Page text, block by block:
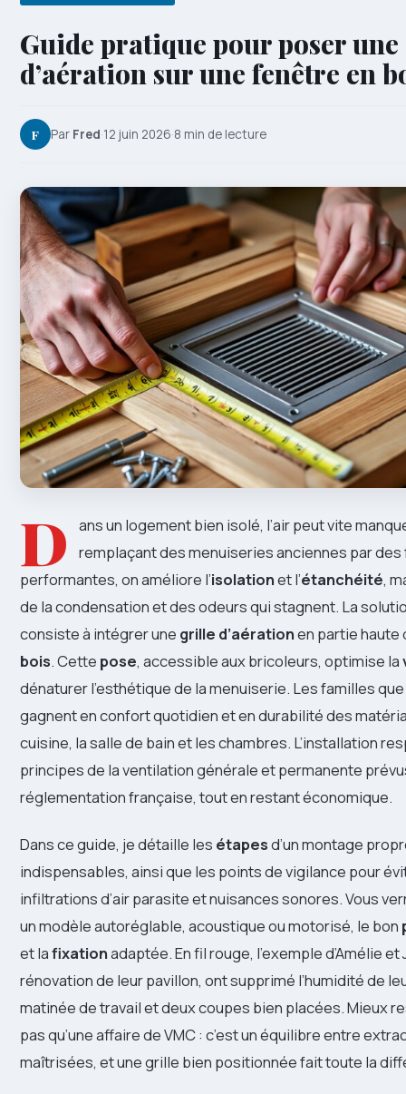
Guide pratique pour poser
d’aération sur une fenêtre en
F Par Fred·12 juin 2026·8 min de lecture
D
ans un logement bien isolé, l’air peut vite
remplaçant des menuiseries anciennes par
performantes, on améliore l’isolationet l’étanchéité,
de la condensation et des odeurs qui stagnent. La
consiste à intégrer une grille d’aérationen partie haute
bois. Cette pose, accessible aux bricoleurs, optimise la
dénaturer l’esthétique de la menuiserie. Les familles
gagnent en confort quotidien et en durabilité des
cuisine, la salle de bain et les chambres. L’installation
principes de la ventilation générale et permanente
réglementation française, tout en restant économique.
Dans ce guide, je détaille les étapesd’un montage
indispensables, ainsi que les points de vigilance pour
infiltrations d’air parasite et nuisances sonores. Vous
un modèle autoréglable, acoustique ou motorisé, le bon
et lafixationadaptée. En fil rouge, l’exemple d’Amélie
rénovation de leur pavillon, ont supprimé l’humidité de
matinée de travail et deux coupes bien placées. Mieux
pas qu’une affaire de VMC : c’est un équilibre entre
maîtrisées, et une grille bien positionnée fait toute la